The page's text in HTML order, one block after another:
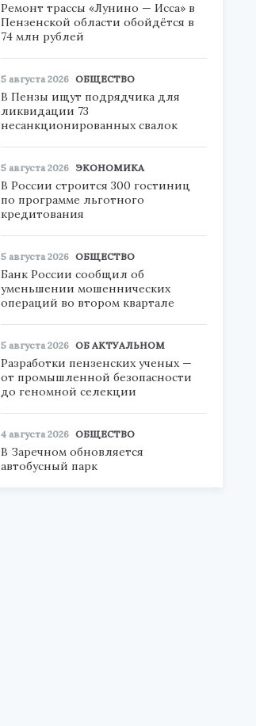
Ремонт трассы «Лунино — Исса» в
Пензенской области обойдётся в
74 млн рублей
5 августа 2026 ОБЩЕСТВО
В Пензы ищут подрядчика для
ликвидации 73
несанкционированных свалок
5 августа 2026 ЭКОНОМИКА
В России строится 300 гостиниц
по программе льготного
кредитования
5 августа 2026 ОБЩЕСТВО
Банк России сообщил об
уменьшении мошеннических
операций во втором квартале
5 августа 2026 ОБ АКТУАЛЬНОМ
Разработки пензенских ученых —
от промышленной безопасности
до геномной селекции
4 августа 2026 ОБЩЕСТВО
В Заречном обновляется
автобусный парк